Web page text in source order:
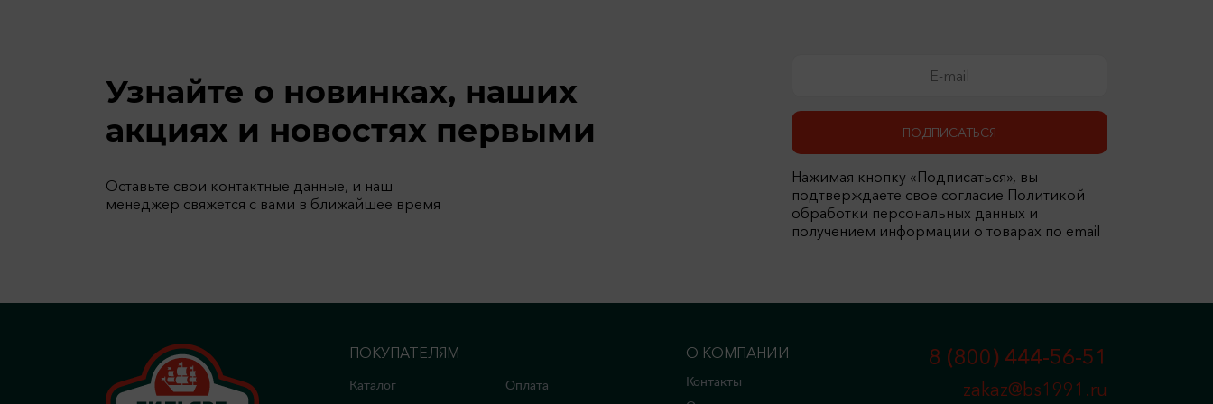
Узнайте о новинках, наших
акциях и новостях первыми
Оставьте свои контактные данные, и наш
менеджер свяжется с вами в ближайшее время
ПОДПИСАТЬСЯ
Нажимая кнопку «Подписаться», вы
подтверждаете свое согласие Политикой
обработки персональных данных и
получением информации о товарах по email
ПОКУПАТЕЛЯМ
Каталог Оплата
О КОМПАНИИ
Контакты
8 (800) 444-56-51
zakaz@bs1991.ru